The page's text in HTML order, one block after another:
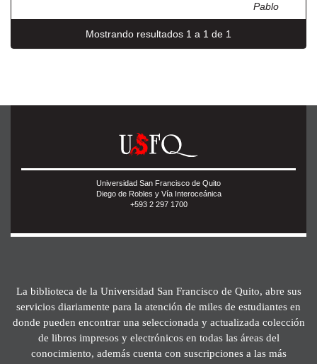
Pablo
Mostrando resultados 1 a 1 de 1
Universidad San Francisco de Quito
Diego de Robles y Vía Interoceánica
+593 2 297 1700
La biblioteca de la Universidad San Francisco de Quito, abre sus
servicios diariamente para la atención de miles de estudiantes en
donde pueden encontrar una seleccionada y actualizada colección
de libros impresos y electrónicos en todas las áreas del
conocimiento, además cuenta con suscripciones a las más